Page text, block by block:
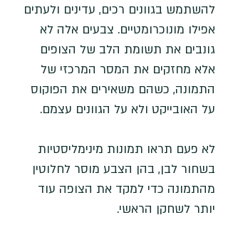
להשתמש בגוונים רכים, עדינים ולעתים
אפילו מונוכרומטיים. צבעים אלה לא
גונבים את תשומת הלב של הצופים
אלא מחזקים את המסר המרכזי של
התמונה, כשהם משאירים את הפוקוס
על האובייקט ולא על הגוונים עצמם.
לא פעם תראו תמונות מינימליסטיות
בשחור לבן, בהן הצבע מוסר לחלוטין
מהתמונה כדי למקד את הצופה עוד
יותר לשחקן הראשי.